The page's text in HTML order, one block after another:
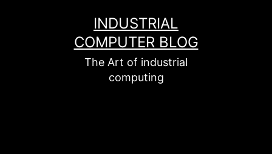
INDUSTRIAL
COMPUTER BLOG
The Art of industrial
computing